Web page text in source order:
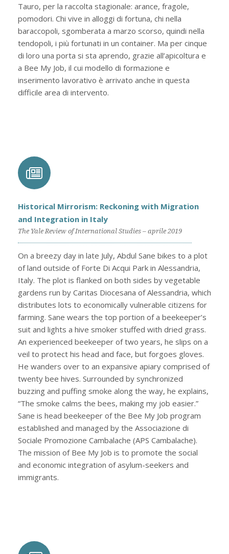
Tauro, per la raccolta stagionale: arance, fragole,
pomodori. Chi vive in alloggi di fortuna, chi nella
baraccopoli, sgomberata a marzo scorso, quindi nella
tendopoli, i più fortunati in un container. Ma per cinque
di loro una porta si sta aprendo, grazie all’apicoltura e
a Bee My Job, il cui modello di formazione e
inserimento lavorativo è arrivato anche in questa
difficile area di intervento.
Historical Mirrorism: Reckoning with Migration
and Integration in Italy
The Yale Review of International Studies – aprile 2019
On a breezy day in late July, Abdul Sane bikes to a plot
of land outside of Forte Di Acqui Park in Alessandria,
Italy. The plot is flanked on both sides by vegetable
gardens run by Caritas Diocesana of Alessandria, which
distributes lots to economically vulnerable citizens for
farming. Sane wears the top portion of a beekeeper’s
suit and lights a hive smoker stuffed with dried grass.
An experienced beekeeper of two years, he slips on a
veil to protect his head and face, but forgoes gloves.
He wanders over to an expansive apiary comprised of
twenty bee hives. Surrounded by synchronized
buzzing and puffing smoke along the way, he explains,
“The smoke calms the bees, making my job easier.”
Sane is head beekeeper of the Bee My Job program
established and managed by the Associazione di
Sociale Promozione Cambalache (APS Cambalache).
The mission of Bee My Job is to promote the social
and economic integration of asylum-seekers and
immigrants.